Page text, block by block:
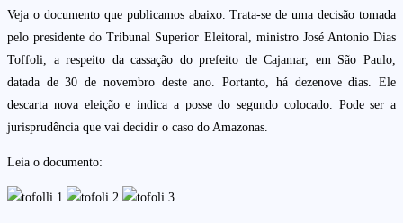
Veja o documento que publicamos abaixo. Trata-se de uma decisão tomada
pelo presidente do Tribunal Superior Eleitoral, ministro José Antonio Dias
Toffoli, a respeito da cassação do prefeito de Cajamar, em São Paulo,
datada de 30 de novembro deste ano. Portanto, há dezenove dias. Ele
descarta nova eleição e indica a posse do segundo colocado. Pode ser a
jurisprudência que vai decidir o caso do Amazonas.
Leia o documento: